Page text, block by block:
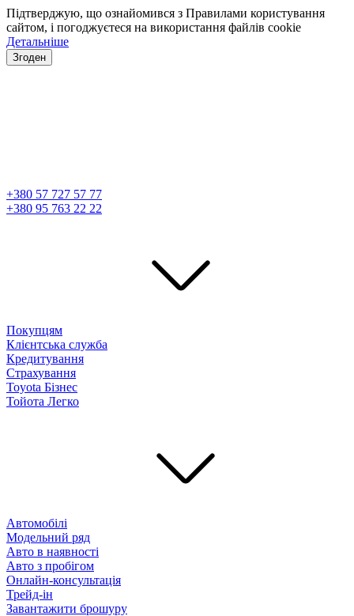
Підтверджую, що ознайомився з Правилами користування
сайтом, і погоджуєтеся на використання файлів cookie
Детальніше
Згоден
+380 57 727 57 77
+380 95 763 22 22
Покупцям
Клієнтська служба
Кредитування
Страхування
Toyota Бізнес
Тойота Легко
Автомобілі
Модельний ряд
Авто в наявності
Авто з пробігом
Онлайн-консультація
Трейд-ін
Завантажити брошуру